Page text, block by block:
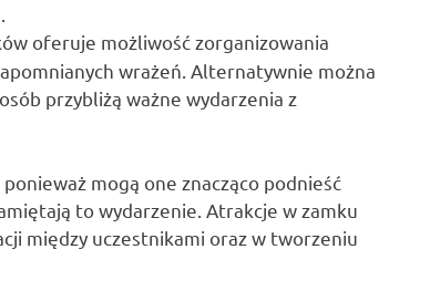
oferuje możliwość zorganizowania
wrażeń. Alternatywnie można
przybliżą ważne wydarzenia z
mogą one znacząco podnieść
to wydarzenie. Atrakcje w zamku
między uczestnikami oraz w tworzeniu